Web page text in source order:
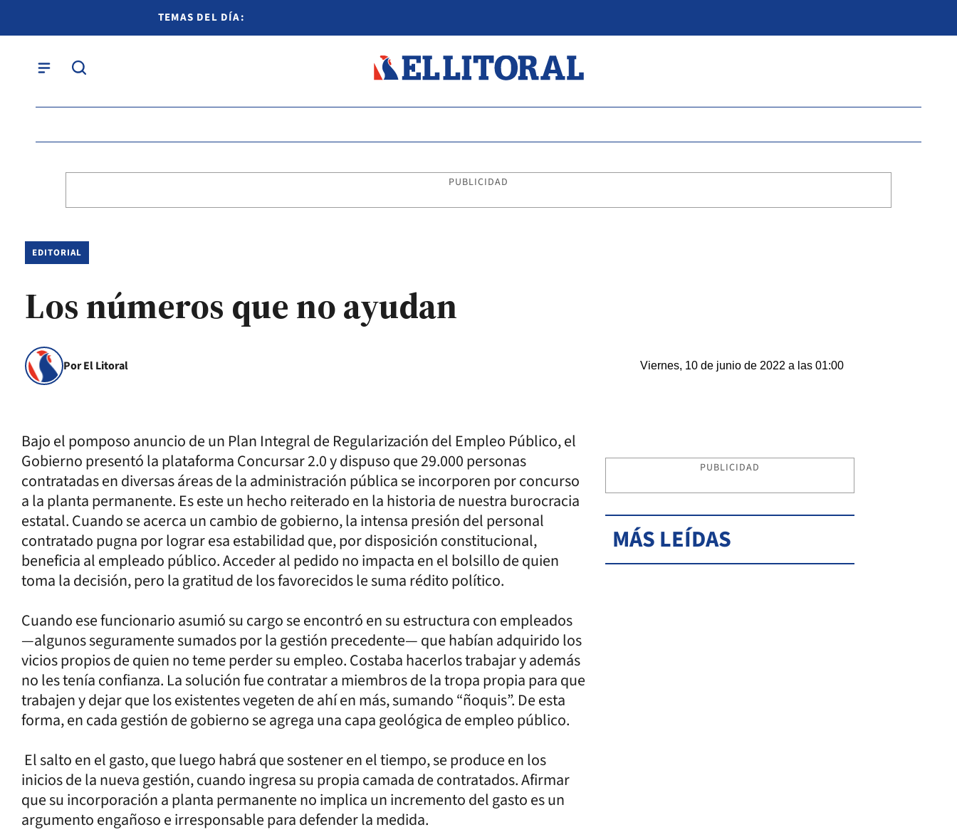
TEMAS DEL DÍA:
PUBLICIDAD
EDITORIAL
Los números que no ayudan
Por El Litoral Viernes, 10 de junio de 2022 a las 01:00
Bajo el pomposo anuncio de un Plan Integral de Regularización del Empleo Público, el
Gobierno presentó la plataforma Concursar 2.0 y dispuso que 29.000 personas
contratadas en diversas áreas de la administración pública se incorporen por concurso
a la planta permanente. Es este un hecho reiterado en la historia de nuestra burocracia
estatal. Cuando se acerca un cambio de gobierno, la intensa presión del personal
contratado pugna por lograr esa estabilidad que, por disposición constitucional,
beneficia al empleado público. Acceder al pedido no impacta en el bolsillo de quien
toma la decisión, pero la gratitud de los favorecidos le suma rédito político.
Cuando ese funcionario asumió su cargo se encontró en su estructura con empleados
—algunos seguramente sumados por la gestión precedente— que habían adquirido los
vicios propios de quien no teme perder su empleo. Costaba hacerlos trabajar y además
no les tenía confianza. La solución fue contratar a miembros de la tropa propia para que
trabajen y dejar que los existentes vegeten de ahí en más, sumando “ñoquis”. De esta
forma, en cada gestión de gobierno se agrega una capa geológica de empleo público.
El salto en el gasto, que luego habrá que sostener en el tiempo, se produce en los
inicios de la nueva gestión, cuando ingresa su propia camada de contratados. Afirmar
que su incorporación a planta permanente no implica un incremento del gasto es un
argumento engañoso e irresponsable para defender la medida.
PUBLICIDAD
MÁS LEÍDAS